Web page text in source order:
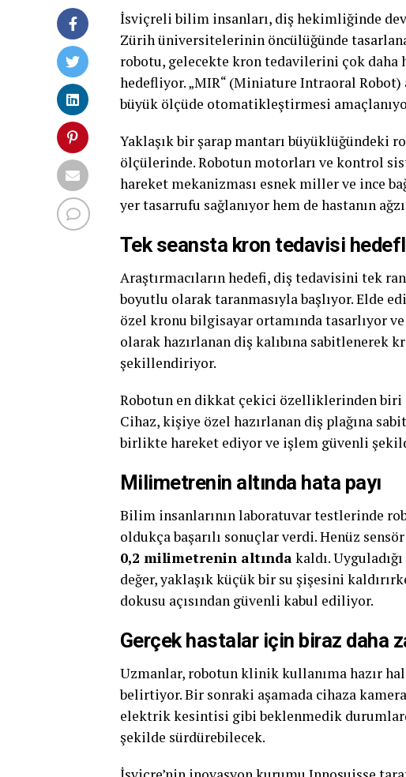
İsviçreli bilim insanları, diş hekimliğinde
Zürih üniversitelerinin öncülüğünde
robotu, gelecekte kron tedavilerini çok daha
hedefliyor. „MIR“ (Miniature Intraoral
büyük ölçüde otomatikleştirmesi
Yaklaşık bir şarap mantarı büyüklüğündeki
ölçülerinde. Robotun motorları ve kontrol
hareket mekanizması esnek miller ve ince
yer tasarrufu sağlanıyor hem de hastanın
Tek seansta kron tedavisi
Araştırmacıların hedefi, diş tedavisini tek
boyutlu olarak taranmasıyla başlıyor. Elde
özel kronu bilgisayar ortamında tasarlıyor
olarak hazırlanan diş kalıbına
şekillendiriyor.
Robotun en dikkat çekici özelliklerinden biri
Cihaz, kişiye özel hazırlanan diş plağına
birlikte hareket ediyor ve işlem güvenli
Milimetrenin altında hata payı
Bilim insanlarının laboratuvar testlerinde
oldukça başarılı sonuçlar verdi. Henüz
0,2 milimetrenin altındakaldı.
değer, yaklaşık küçük bir su şişesini
dokusu açısından güvenli kabul ediliyor.
Gerçek hastalar için biraz daha
Uzmanlar, robotun klinik kullanıma hazır
belirtiyor. Bir sonraki aşamada cihaza
elektrik kesintisi gibi beklenmedik
şekilde sürdürebilecek.